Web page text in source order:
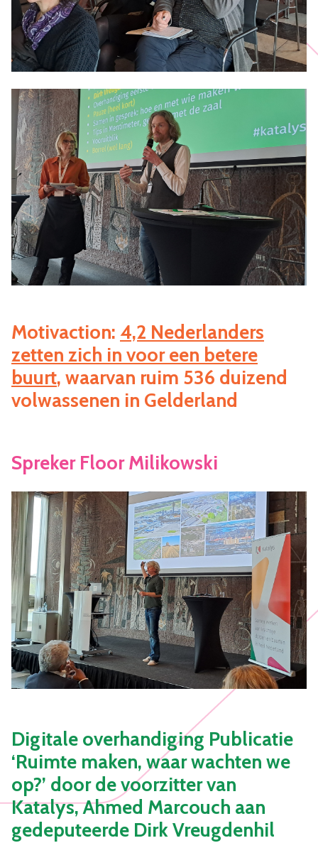
Motivaction: 4,2 Nederlanders
zetten zich in voor een betere
buurt, waarvan ruim 536 duizend
volwassenen in Gelderland
Spreker Floor Milikowski
Digitale overhandiging Publicatie
‘Ruimte maken, waar wachten we
op?’ door de voorzitter van
Katalys, Ahmed Marcouch aan
gedeputeerde Dirk Vreugdenhil